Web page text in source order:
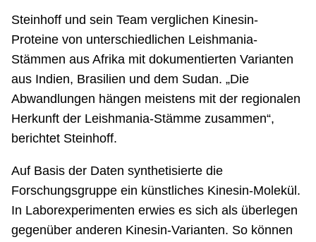
Steinhoff und sein Team verglichen Kinesin-
Proteine von unterschiedlichen Leishmania-
Stämmen aus Afrika mit dokumentierten Varianten
aus Indien, Brasilien und dem Sudan. „Die
Abwandlungen hängen meistens mit der regionalen
Herkunft der Leishmania-Stämme zusammen“,
berichtet Steinhoff.
Auf Basis der Daten synthetisierte die
Forschungsgruppe ein künstliches Kinesin-Molekül.
In Laborexperimenten erwies es sich als überlegen
gegenüber anderen Kinesin-Varianten. So können